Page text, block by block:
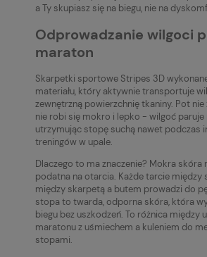
a Ty skupiasz się na biegu, nie na
Odprowadzanie wilgoci
maraton
Skarpetki sportowe Stripes 3D
materiału, który aktywnie transportuje
zewnętrzną powierzchnię tkaniny. Pot
nie robi się mokro i lepko - wilgoć paruje
utrzymując stopę suchą nawet podczas
treningów w upale.
Dlaczego to ma znaczenie? Mokra skóra
podatna na otarcia. Każde tarcie między
między skarpetą a butem prowadzi do
stopa to twarda, odporna skóra, która
biegu bez uszkodzeń. To różnica między
maratonu z uśmiechem a kuleniem do
stopami.